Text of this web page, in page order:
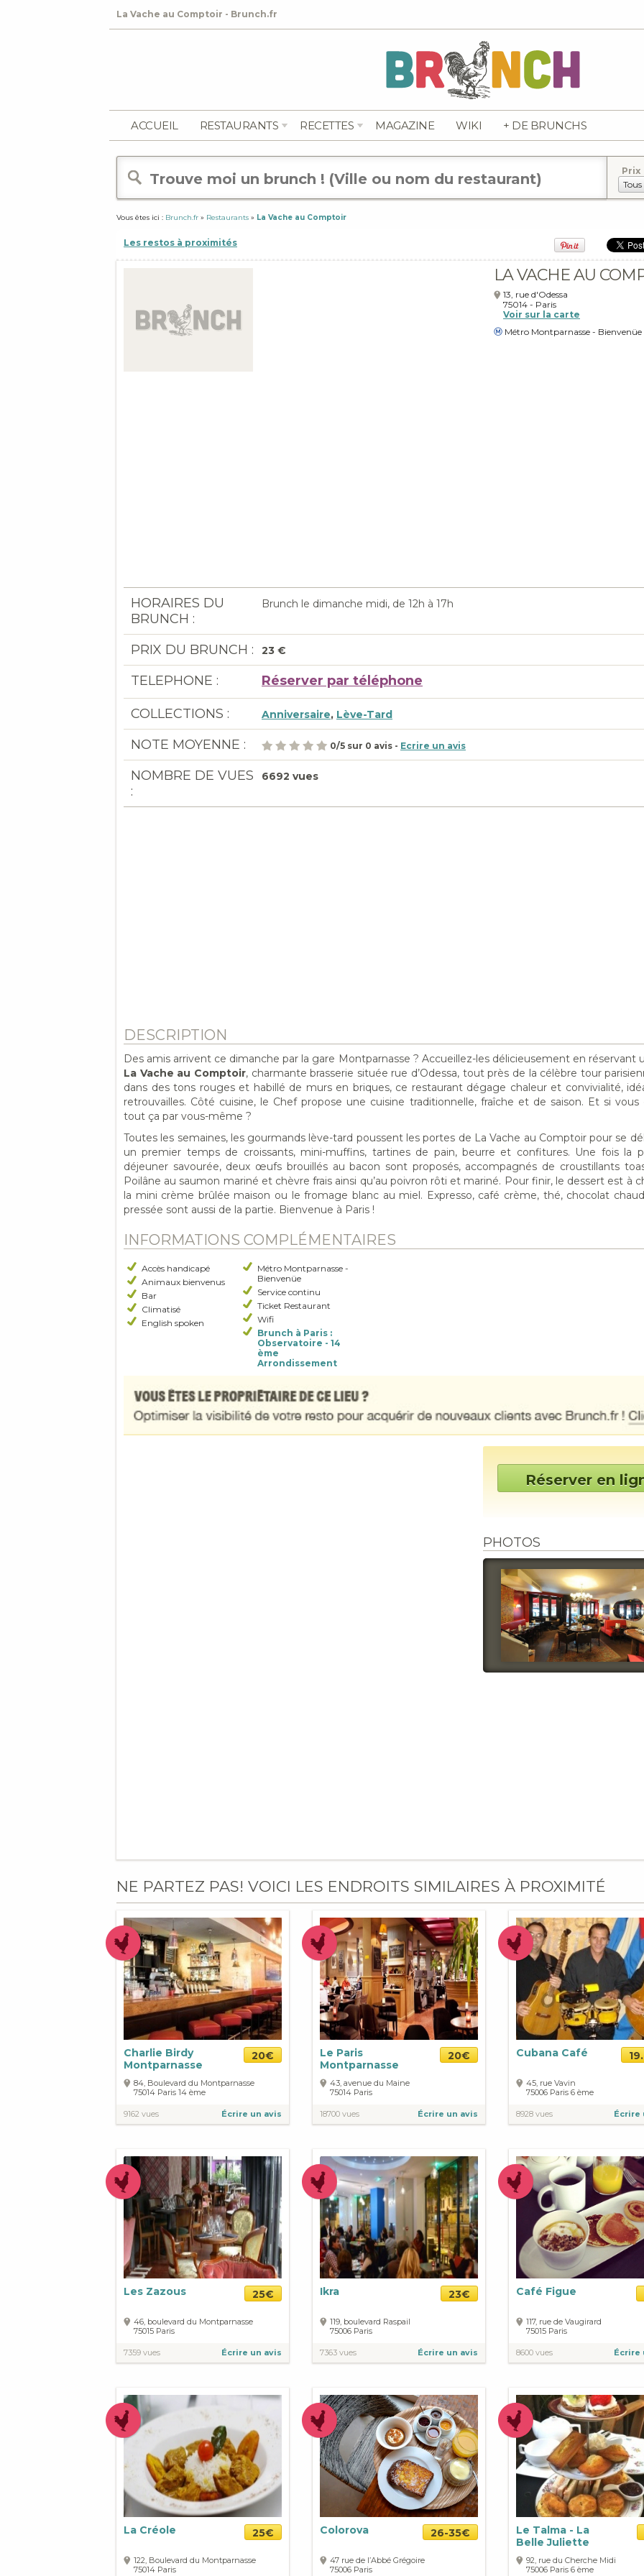
La Vache au Comptoir - Brunch.fr
ACCUEIL RESTAURANTS RECETTES MAGAZINE WIKI + DE BRUNCHS
Prix
Vous êtes ici : Brunch.fr » Restaurants » La Vache au Comptoir
Les restos à proximités
LA VACHE AU
13, rue d'Odessa
75014 - Paris
Voir sur la carte
Métro Montparnasse - Bienvenüe
HORAIRES DU
BRUNCH :
Brunch le dimanche midi, de 12h à 17h
PRIX DU BRUNCH : 23 €
TELEPHONE : Réserver par téléphone
COLLECTIONS : Anniversaire, Lève-Tard
NOTE MOYENNE : 0/5 sur 0 avis - Ecrire un avis
NOMBRE DE VUES
:
6692 vues
DESCRIPTION
Des amis arrivent ce dimanche par la gare Montparnasse ? Accueillez-les délicieusement en réservant
La Vache au Comptoir, charmante brasserie située rue d’Odessa, tout près de la célèbre tour
dans des tons rouges et habillé de murs en briques, ce restaurant dégage chaleur et convivialité,
retrouvailles. Côté cuisine, le Chef propose une cuisine traditionnelle, fraîche et de saison. Et si vous
tout ça par vous-même ?
Toutes les semaines, les gourmands lève-tard poussent les portes de La Vache au Comptoir pour se
un premier temps de croissants, mini-muffins, tartines de pain, beurre et confitures. Une fois la
déjeuner savourée, deux œufs brouillés au bacon sont proposés, accompagnés de croustillants
Poilâne au saumon mariné et chèvre frais ainsi qu’au poivron rôti et mariné. Pour finir, le dessert est à
la mini crème brûlée maison ou le fromage blanc au miel. Expresso, café crème, thé, chocolat
pressée sont aussi de la partie. Bienvenue à Paris !
INFORMATIONS COMPLÉMENTAIRES
Accès handicapé
Animaux bienvenus
Bar
Climatisé
English spoken
Métro Montparnasse -
Bienvenüe
Service continu
Ticket Restaurant
Wifi
Brunch à Paris :
Observatoire - 14
ème
Arrondissement
Réserver en
PHOTOS
NE PARTEZ PAS! VOICI LES ENDROITS SIMILAIRES À PROXIMITÉ
Charlie Birdy
Montparnasse
20€
84, Boulevard du Montparnasse
75014 Paris 14 ème
9162 vues Écrire un avis
Le Paris
Montparnasse
20€
43, avenue du Maine
75014 Paris
18700 vues Écrire un avis
Cubana Café
45, rue Vavin
75006 Paris 6 ème
8928 vues Écrire
Les Zazous 25€
46, boulevard du Montparnasse
75015 Paris
7359 vues Écrire un avis
Ikra 23€
119, boulevard Raspail
75006 Paris
7363 vues Écrire un avis
Café Figue
117, rue de Vaugirard
75015 Paris
8600 vues Écrire
La Créole 25€
122, Boulevard du Montparnasse
75014 Paris
Colorova 26-35€
47 rue de l’Abbé Grégoire
75006 Paris
Le Talma - La
Belle Juliette
92, rue du Cherche Midi
75006 Paris 6 ème